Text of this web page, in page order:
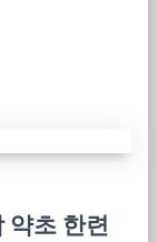
약초 한련